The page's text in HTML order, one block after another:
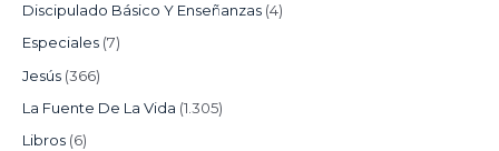
Discipulado Básico Y Enseñanzas (4)
Especiales (7)
Jesús (366)
La Fuente De La Vida (1.305)
Libros (6)